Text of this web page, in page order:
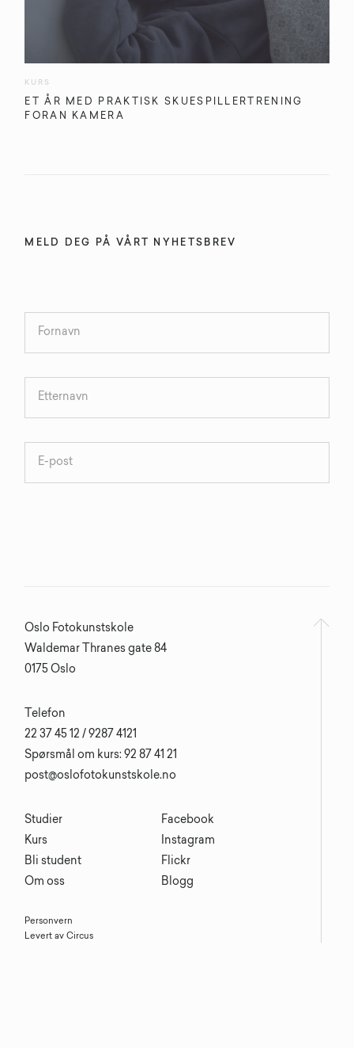
KURS
ET ÅR MED PRAKTISK SKUESPILLERTRENING
FORAN KAMERA
MELD DEG PÅ VÅRT NYHETSBREV
Oslo Fotokunstskole
Waldemar Thranes gate 84
0175 Oslo
Studier
Kurs
Bli student
Om oss
Telefon
22 37 45 12 / 9287 4121
Spørsmål om kurs: 92 87 41 21
post@oslofotokunstskole.no
Facebook
Instagram
Flickr
Blogg
Personvern
Levert av Circus